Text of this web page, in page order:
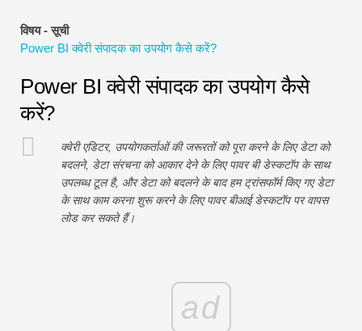
पूर्ण प्रपत्र
जोखिम प्रबंधन ट्यूटोरियल
विषय - सूची
Power BI क्वेरी संपादक का उपयोग कैसे करें?
Power BI क्वेरी संपादक का उपयोग कैसे
करें?
क्वेरी एडिटर, उपयोगकर्ताओं की जरूरतों को पूरा करने के लिए डेटा को
बदलने, डेटा संरचना को आकार देने के लिए पावर बी डेस्कटॉप के साथ
उपलब्ध टूल है, और डेटा को बदलने के बाद हम ट्रांसफॉर्म किए गए डेटा
के साथ काम करना शुरू करने के लिए पावर बीआई डेस्कटॉप पर वापस
लोड कर सकते हैं।
ad